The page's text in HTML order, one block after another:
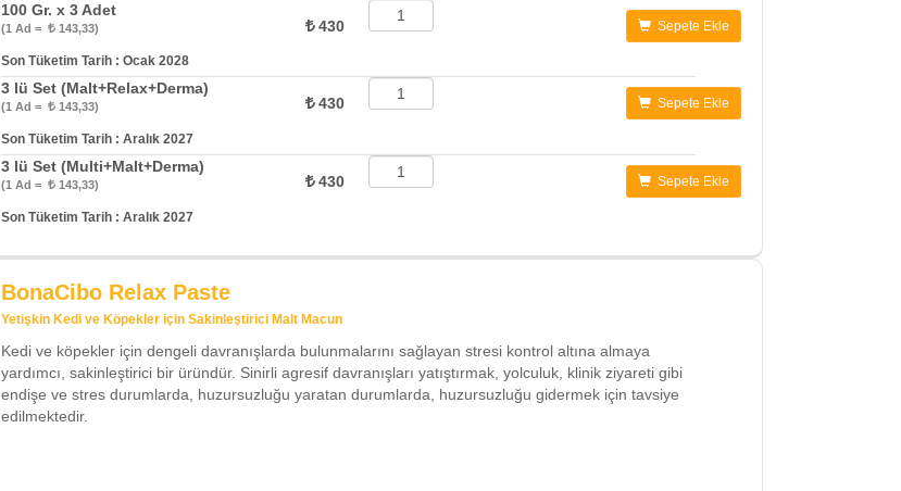
100 Gr. x 3 Adet
(1 Ad = 143,33) 430 Sepete Ekle
Son Tüketim Tarih : Ocak 2028
3 lü Set (Malt+Relax+Derma)
(1 Ad = 143,33) 430 Sepete Ekle
Son Tüketim Tarih : Aralık 2027
3 lü Set (Multi+Malt+Derma)
(1 Ad = 143,33) 430 Sepete Ekle
Son Tüketim Tarih : Aralık 2027
BonaCibo Relax Paste
Yetişkin Kedi ve Köpekler için Sakinleştirici Malt Macun
Kedi ve köpekler için dengeli davranışlarda bulunmalarını sağlayan stresi kontrol altına almaya
yardımcı, sakinleştirici bir üründür. Sinirli agresif davranışları yatıştırmak, yolculuk, klinik ziyareti gibi
endişe ve stres durumlarda, huzursuzluğu yaratan durumlarda, huzursuzluğu gidermek için tavsiye
edilmektedir.